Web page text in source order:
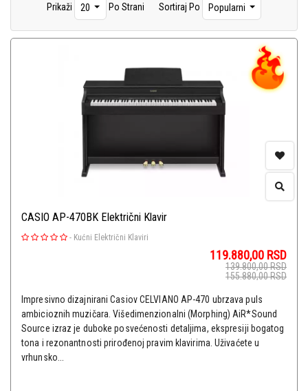
(14)
(1)
Prikaži 20 Po Strani Sortiraj Po Popularni
CASIO AP-470BK Električni Klavir
- Kućni Električni Klaviri
119.880,00 RSD
139.800,00RSD
155.880,00RSD
Impresivno dizajnirani Casiov CELVIANO AP-470 ubrzava puls
ambicioznih muzičara. Višedimenzionalni (Morphing) AiR*Sound
Source izraz je duboke posvećenosti detaljima, ekspresiji bogatog
tona i rezonantnosti prirođenoj pravim klavirima. Uživaćete u
vrhunsko...